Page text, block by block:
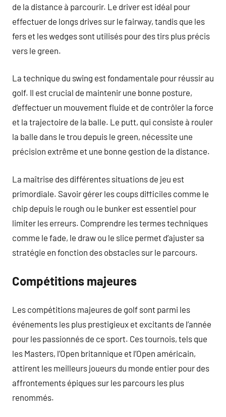
de la distance à parcourir. Le driver est idéal pour
effectuer de longs drives sur le fairway, tandis que les
fers et les wedges sont utilisés pour des tirs plus précis
vers le green.
La technique du swing est fondamentale pour réussir au
golf. Il est crucial de maintenir une bonne posture,
d’effectuer un mouvement fluide et de contrôler la force
et la trajectoire de la balle. Le putt, qui consiste à rouler
la balle dans le trou depuis le green, nécessite une
précision extrême et une bonne gestion de la distance.
La maîtrise des différentes situations de jeu est
primordiale. Savoir gérer les coups difficiles comme le
chip depuis le rough ou le bunker est essentiel pour
limiter les erreurs. Comprendre les termes techniques
comme le fade, le draw ou le slice permet d’ajuster sa
stratégie en fonction des obstacles sur le parcours.
Compétitions majeures
Les compétitions majeures de golf sont parmi les
événements les plus prestigieux et excitants de l’année
pour les passionnés de ce sport. Ces tournois, tels que
les Masters, l’Open britannique et l’Open américain,
attirent les meilleurs joueurs du monde entier pour des
affrontements épiques sur les parcours les plus
renommés.